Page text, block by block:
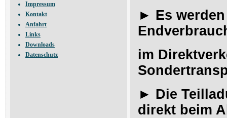
Impressum
Kontakt
Anfahrt
Links
Downloads
Datenschutz
► Es
im
► Die
direkt beim